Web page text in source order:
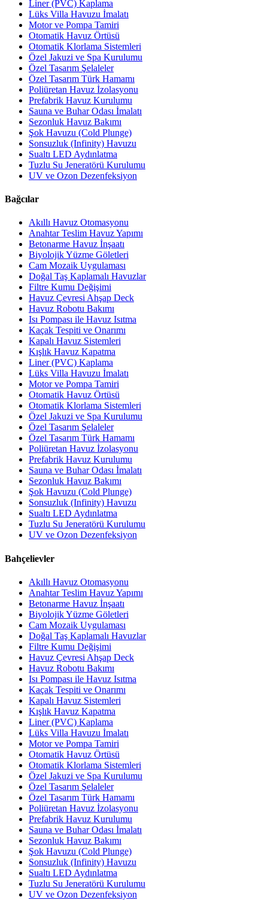
Liner (PVC) Kaplama
Lüks Villa Havuzu İmalatı
Motor ve Pompa Tamiri
Otomatik Havuz Örtüsü
Otomatik Klorlama Sistemleri
Özel Jakuzi ve Spa Kurulumu
Özel Tasarım Şelaleler
Özel Tasarım Türk Hamamı
Poliüretan Havuz İzolasyonu
Prefabrik Havuz Kurulumu
Sauna ve Buhar Odası İmalatı
Sezonluk Havuz Bakımı
Şok Havuzu (Cold Plunge)
Sonsuzluk (Infinity) Havuzu
Sualtı LED Aydınlatma
Tuzlu Su Jeneratörü Kurulumu
UV ve Ozon Dezenfeksiyon
Bağcılar
Akıllı Havuz Otomasyonu
Anahtar Teslim Havuz Yapımı
Betonarme Havuz İnşaatı
Biyolojik Yüzme Göletleri
Cam Mozaik Uygulaması
Doğal Taş Kaplamalı Havuzlar
Filtre Kumu Değişimi
Havuz Çevresi Ahşap Deck
Havuz Robotu Bakımı
Isı Pompası ile Havuz Isıtma
Kaçak Tespiti ve Onarımı
Kapalı Havuz Sistemleri
Kışlık Havuz Kapatma
Liner (PVC) Kaplama
Lüks Villa Havuzu İmalatı
Motor ve Pompa Tamiri
Otomatik Havuz Örtüsü
Otomatik Klorlama Sistemleri
Özel Jakuzi ve Spa Kurulumu
Özel Tasarım Şelaleler
Özel Tasarım Türk Hamamı
Poliüretan Havuz İzolasyonu
Prefabrik Havuz Kurulumu
Sauna ve Buhar Odası İmalatı
Sezonluk Havuz Bakımı
Şok Havuzu (Cold Plunge)
Sonsuzluk (Infinity) Havuzu
Sualtı LED Aydınlatma
Tuzlu Su Jeneratörü Kurulumu
UV ve Ozon Dezenfeksiyon
Bahçelievler
Akıllı Havuz Otomasyonu
Anahtar Teslim Havuz Yapımı
Betonarme Havuz İnşaatı
Biyolojik Yüzme Göletleri
Cam Mozaik Uygulaması
Doğal Taş Kaplamalı Havuzlar
Filtre Kumu Değişimi
Havuz Çevresi Ahşap Deck
Havuz Robotu Bakımı
Isı Pompası ile Havuz Isıtma
Kaçak Tespiti ve Onarımı
Kapalı Havuz Sistemleri
Kışlık Havuz Kapatma
Liner (PVC) Kaplama
Lüks Villa Havuzu İmalatı
Motor ve Pompa Tamiri
Otomatik Havuz Örtüsü
Otomatik Klorlama Sistemleri
Özel Jakuzi ve Spa Kurulumu
Özel Tasarım Şelaleler
Özel Tasarım Türk Hamamı
Poliüretan Havuz İzolasyonu
Prefabrik Havuz Kurulumu
Sauna ve Buhar Odası İmalatı
Sezonluk Havuz Bakımı
Şok Havuzu (Cold Plunge)
Sonsuzluk (Infinity) Havuzu
Sualtı LED Aydınlatma
Tuzlu Su Jeneratörü Kurulumu
UV ve Ozon Dezenfeksiyon